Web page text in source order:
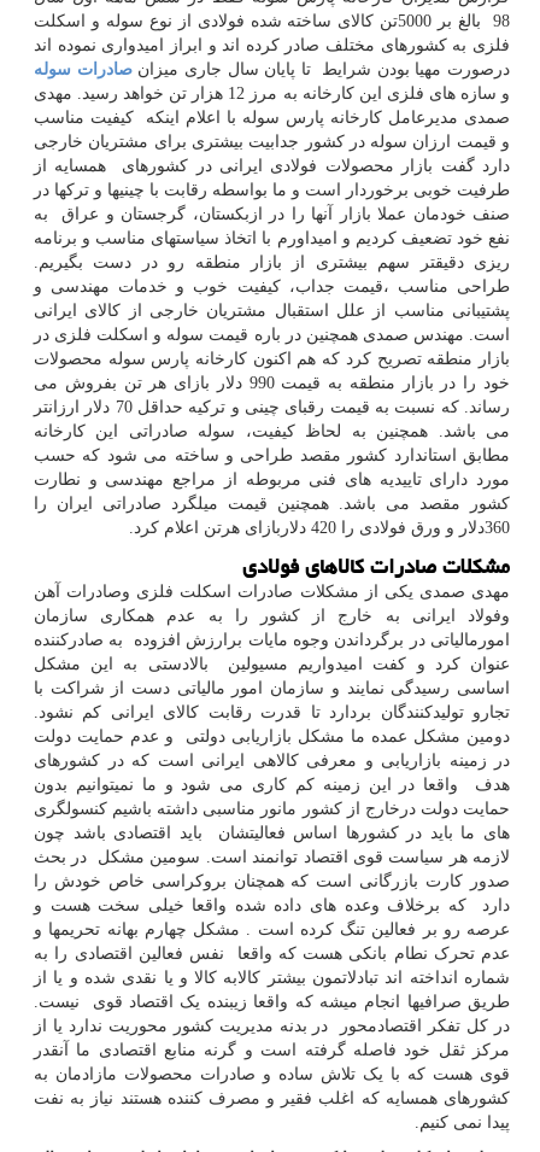
98 بالغ بر 5000تن کالای ساخته شده فولادی از نوع سوله و اسکلت
فلزی به کشورهای مختلف صادر کرده اند و ابراز امیدواری نموده اند
درصورت مهیا بودن شرایط تا پایان سال جاری میزانصادرات سوله
و سازه های فلزی این کارخانه به مرز 12 هزار تن خواهد رسید. مهدی
صمدی مدیرعامل کارخانه پارس سوله با اعلام اینکه کیفیت مناسب
و قیمت ارزان سوله در کشور جدابیت بیشتری برای مشتریان خارجی
دارد گفت بازار محصولات فولادی ایرانی در کشورهای همسایه از
طرفیت خوبی برخوردار است و ما بواسطه رقابت با چینیها و ترکها در
صنف خودمان عملا بازار آنها را در ازبکستان، گرجستان و عراق به
نفع خود تضعیف کردیم و امیداورم با اتخاذ سیاستهای مناسب و برنامه
ریزی دقیقتر سهم بیشتری از بازار منطقه رو در دست بگیریم.
طراحی مناسب ،قیمت جداب، کیفیت خوب و خدمات مهندسی و
پشتیبانی مناسب از علل استقبال مشتریان خارجی از کالای ایرانی
است. مهندس صمدی همچنین در باره قیمت سوله و اسکلت فلزی در
بازار منطقه تصریح کرد که هم اکنون کارخانه پارس سوله محصولات
خود را در بازار منطقه به قیمت 990 دلار بازای هر تن بفروش می
رساند. که نسبت به قیمت رقبای چینی و ترکیه حداقل 70 دلار ارزانتر
می باشد. همچنین به لحاظ کیفیت، سوله صادراتی این کارخانه
مطابق استاندارد کشور مقصد طراحی و ساخته می شود که حسب
مورد دارای تاییدیه های فنی مربوطه از مراجع مهندسی و نطارت
کشور مقصد می باشد. همچنین قیمت میلگرد صادراتی ایران را
360دلار و ورق فولادی را 420 دلاربازای هرتن اعلام کرد.
مشکلات صادرات کالاهای فولادی
مهدی صمدی یکی از مشکلات صادرات اسکلت فلزی وصادرات آهن
وفولاد ایرانی به خارج از کشور را به عدم همکاری سازمان
امورمالیاتی در برگرداندن وجوه مایات برارزش افزوده به صادرکننده
عنوان کرد و کفت امیدواریم مسیولین بالادستی به این مشکل
اساسی رسیدگی نمایند و سازمان امور مالیاتی دست از شراکت با
تجارو تولیدکنندگان بردارد تا قدرت رقابت کالای ایرانی کم نشود.
دومین مشکل عمده ما مشکل بازاریابی دولتی و عدم حمایت دولت
در زمینه بازاریابی و معرفی کالاهی ایرانی است که در کشورهای
هدف واقعا در این زمینه کم کاری می شود و ما نمیتوانیم بدون
حمایت دولت درخارج از کشور مانور مناسبی داشته باشیم کنسولگری
های ما باید در کشورها اساس فعالیتشان باید اقتصادی باشد چون
لازمه هر سیاست قوی اقتصاد توانمند است. سومین مشکل در بحث
صدور کارت بازرگانی است که همچنان بروکراسی خاص خودش را
دارد که برخلاف وعده های داده شده واقعا خیلی سخت هست و
عرصه رو بر فعالین تنگ کرده است . مشکل چهارم بهانه تحریمها و
عدم تحرک نطام بانکی هست که واقعا نفس فعالین اقتصادی را به
شماره انداخته اند تبادلاتمون بیشتر کالابه کالا و یا نقدی شده و یا از
طریق صرافیها انجام میشه که واقعا زیبنده یک اقتصاد قوی نیست.
در کل تفکر اقتصادمحور در بدنه مدیریت کشور محوریت ندارد یا از
مرکز ثقل خود فاصله گرفته است و گرنه منابع اقتصادی ما آنقدر
قوی هست که با یک تلاش ساده و صادرات محصولات مازادمان به
کشورهای همسایه که اغلب فقیر و مصرف کننده هستند نیاز به نفت
پیدا نمی کنیم.